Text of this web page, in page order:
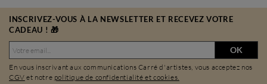
INSCRIVEZ-VOUS À LA NEWSLETTER ET RECEVEZ VOTRE
CADEAU ! 🎁
OK
En vous inscrivant aux communications Carré d'artistes, vous acceptez nos
CGV et notre politique de confidentialité et cookies.